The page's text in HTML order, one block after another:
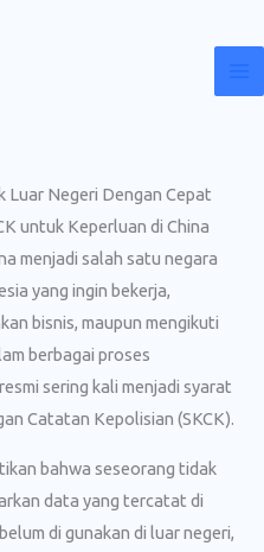
Luar Negeri Dengan Cepat
untuk Keperluan di China
menjadi salah satu negara
yang ingin bekerja,
bisnis, maupun mengikuti
berbagai proses
sering kali menjadi syarat
Catatan Kepolisian (SKCK).
bahwa seseorang tidak
data yang tercatat di
di gunakan di luar negeri,